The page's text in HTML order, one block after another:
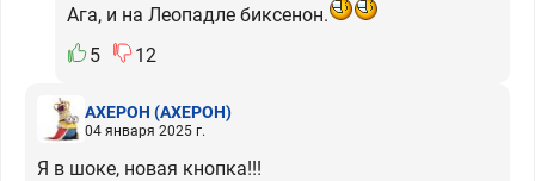
Ага, и на Леопадле биксенон.
5
12
АХЕРОН (АХЕРОН)
04 января 2025 г.
Я в шоке, новая кнопка!!!